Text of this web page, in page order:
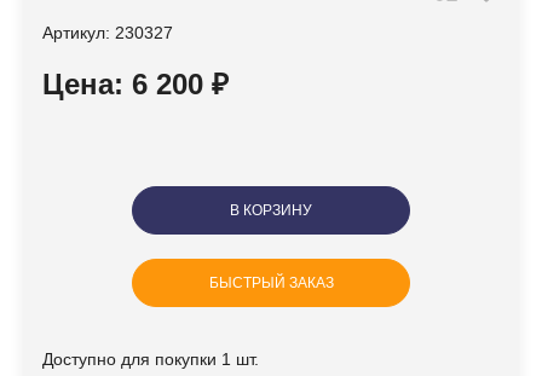
Артикул: 230327
Цена: 6 200 ₽
В КОРЗИНУ
БЫСТРЫЙ ЗАКАЗ
Доступно для покупки 1 шт.